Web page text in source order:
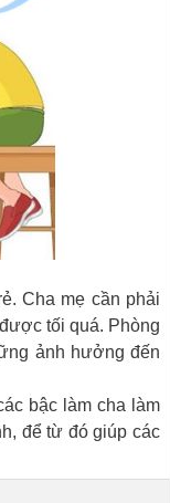
Cha mẹ cần phải
tối quá. Phòng
ảnh hưởng đến
bậc làm cha làm
để từ đó giúp các